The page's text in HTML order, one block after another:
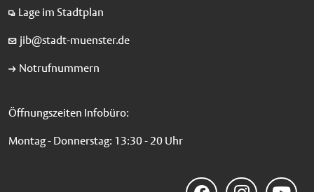
Lage im Stadtplan
jib@stadt-muenster.de
Notrufnummern
Öffnungszeiten Infobüro:
Montag - Donnerstag: 13:30 - 20 Uhr